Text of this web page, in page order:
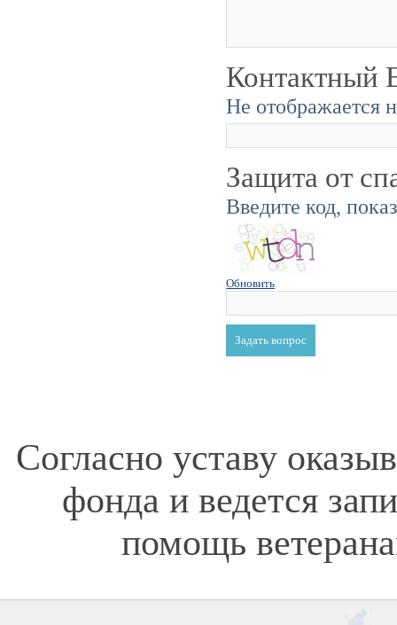
Контактный
Не отображается
Защита от
Введите код,
Обновить
Согласно уставу
фонда и ведется
помощь